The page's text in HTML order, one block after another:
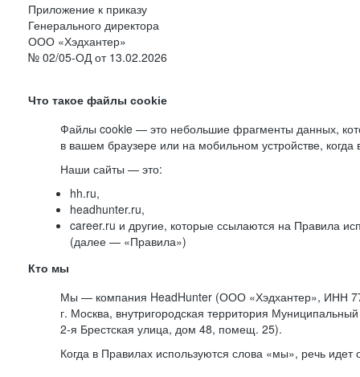
Приложение к приказу
Генерального директора
ООО «Хэдхантер»
№ 02/05-ОД от 13.02.2026
Что такое файлы cookie
Файлы cookie — это небольшие фрагменты данных,
в вашем браузере или на мобильном устройстве,
Наши сайты — это:
hh.ru,
headhunter.ru,
career.ru и другие, которые ссылаются на Правила
(далее — «Правила»)
Кто мы
Мы — компания HeadHunter (ООО «Хэдхантер», ИНН
г. Москва, внутригородская территория Муниципальный
2-я Брестская улица, дом 48, помещ. 25).
Когда в Правилах используются слова «мы», речь